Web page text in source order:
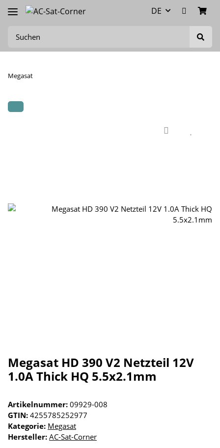
DE
Megasat
Megasat HD 390 V2 Netzteil 12V
1.0A Thick HQ 5.5x2.1mm
Artikelnummer: 09929-008
GTIN: 4255785252977
Kategorie: Megasat
Hersteller: AC-Sat-Corner